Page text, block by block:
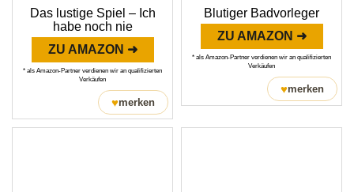
Das lustige Spiel – Ich
habe noch nie
ZU AMAZON ➜
* als Amazon-Partner verdienen wir an qualifizierten
Verkäufen
♥merken
Blutiger Badvorleger
ZU AMAZON ➜
* als Amazon-Partner verdienen wir an qualifizierten
Verkäufen
♥merken